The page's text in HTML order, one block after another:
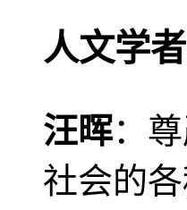
人文学
汪晖：
社会的